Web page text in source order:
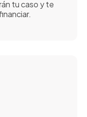
tu caso y te